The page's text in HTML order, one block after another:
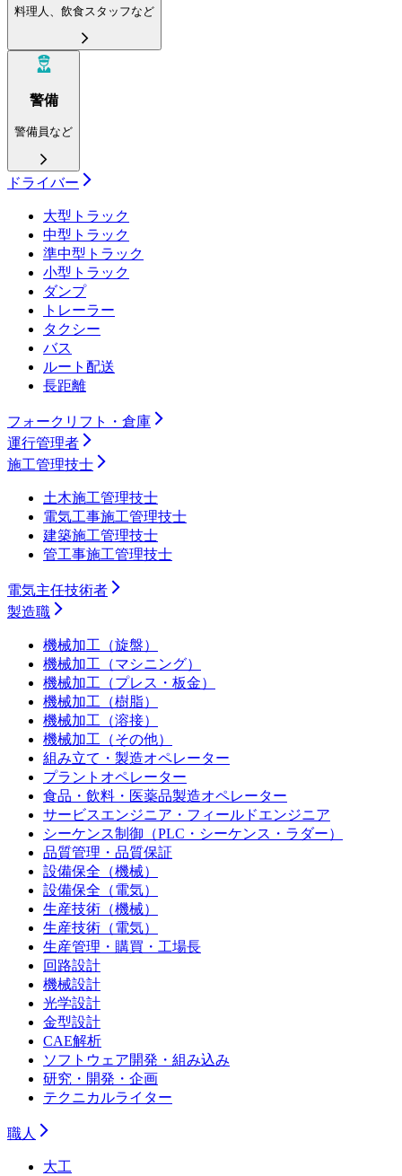
料理人、飲食スタッフなど
警備
警備員など
ドライバー
大型トラック
中型トラック
準中型トラック
小型トラック
ダンプ
トレーラー
タクシー
バス
ルート配送
長距離
フォークリフト・倉庫
運行管理者
施工管理技士
土木施工管理技士
電気工事施工管理技士
建築施工管理技士
管工事施工管理技士
電気主任技術者
製造職
機械加工（旋盤）
機械加工（マシニング）
機械加工（プレス・板金）
機械加工（樹脂）
機械加工（溶接）
機械加工（その他）
組み立て・製造オペレーター
プラントオペレーター
食品・飲料・医薬品製造オペレーター
サービスエンジニア・フィールドエンジニア
シーケンス制御（PLC・シーケンス・ラダー）
品質管理・品質保証
設備保全（機械）
設備保全（電気）
生産技術（機械）
生産技術（電気）
生産管理・購買・工場長
回路設計
機械設計
光学設計
金型設計
CAE解析
ソフトウェア開発・組み込み
研究・開発・企画
テクニカルライター
職人
大工